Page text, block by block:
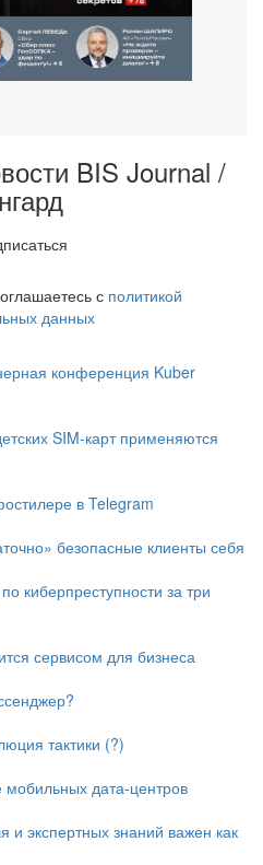
BIS Journal /
с политикой
данных
конференция Kuber
SIM-карт применяются
в Telegram
безопасные клиенты себя
киберпреступности за три
сервисом для бизнеса
тактики (?)
дата-центров
и экспертных знаний важен как